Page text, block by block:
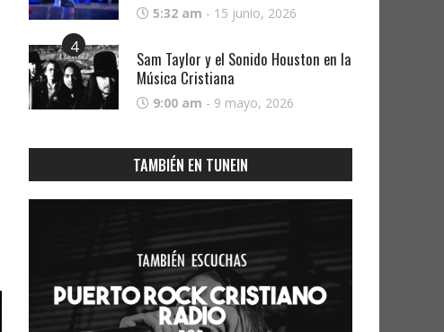
5:32 am - 15 junio, 2026
4
Sam Taylor y el Sonido Houston en la
Música Cristiana
9:00 am - 9 mayo, 2026
TAMBIÉN EN TUNEIN